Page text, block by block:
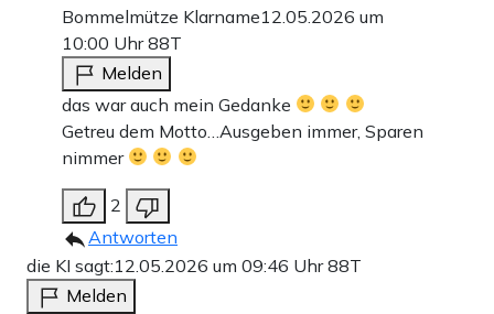
Bommelmütze Klarname12.05.2026 um
10:00 Uhr88T
Melden
das war auch mein Gedanke
Getreu dem Motto…Ausgeben immer, Sparen
nimmer
2
Antworten
die KI sagt:12.05.2026 um 09:46 Uhr88T
Melden